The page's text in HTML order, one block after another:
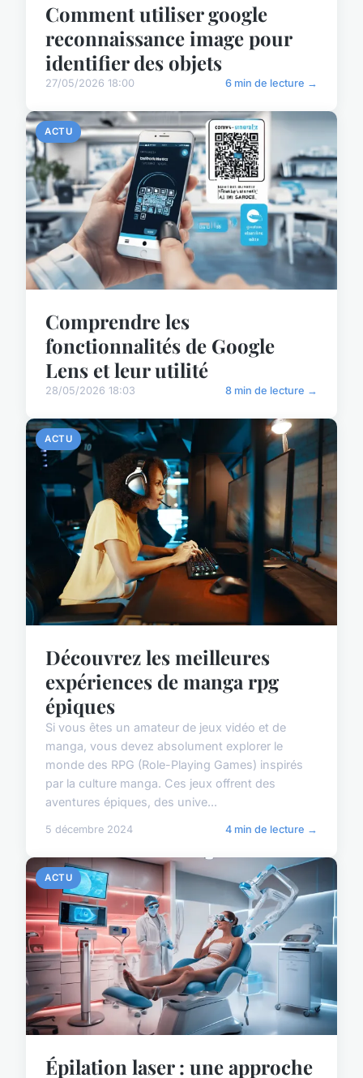
Comment utiliser google
reconnaissance image pour
identifier des objets
27/05/2026 18:00 6 min de lecture →
ACTU
Comprendre les
fonctionnalités de Google
Lens et leur utilité
28/05/2026 18:03 8 min de lecture →
ACTU
Découvrez les meilleures
expériences de manga rpg
épiques
Si vous êtes un amateur de jeux vidéo et de
manga, vous devez absolument explorer le
monde des RPG (Role-Playing Games) inspirés
par la culture manga. Ces jeux offrent des
aventures épiques, des unive...
5 décembre 2024 4 min de lecture →
ACTU
Épilation laser : une approche